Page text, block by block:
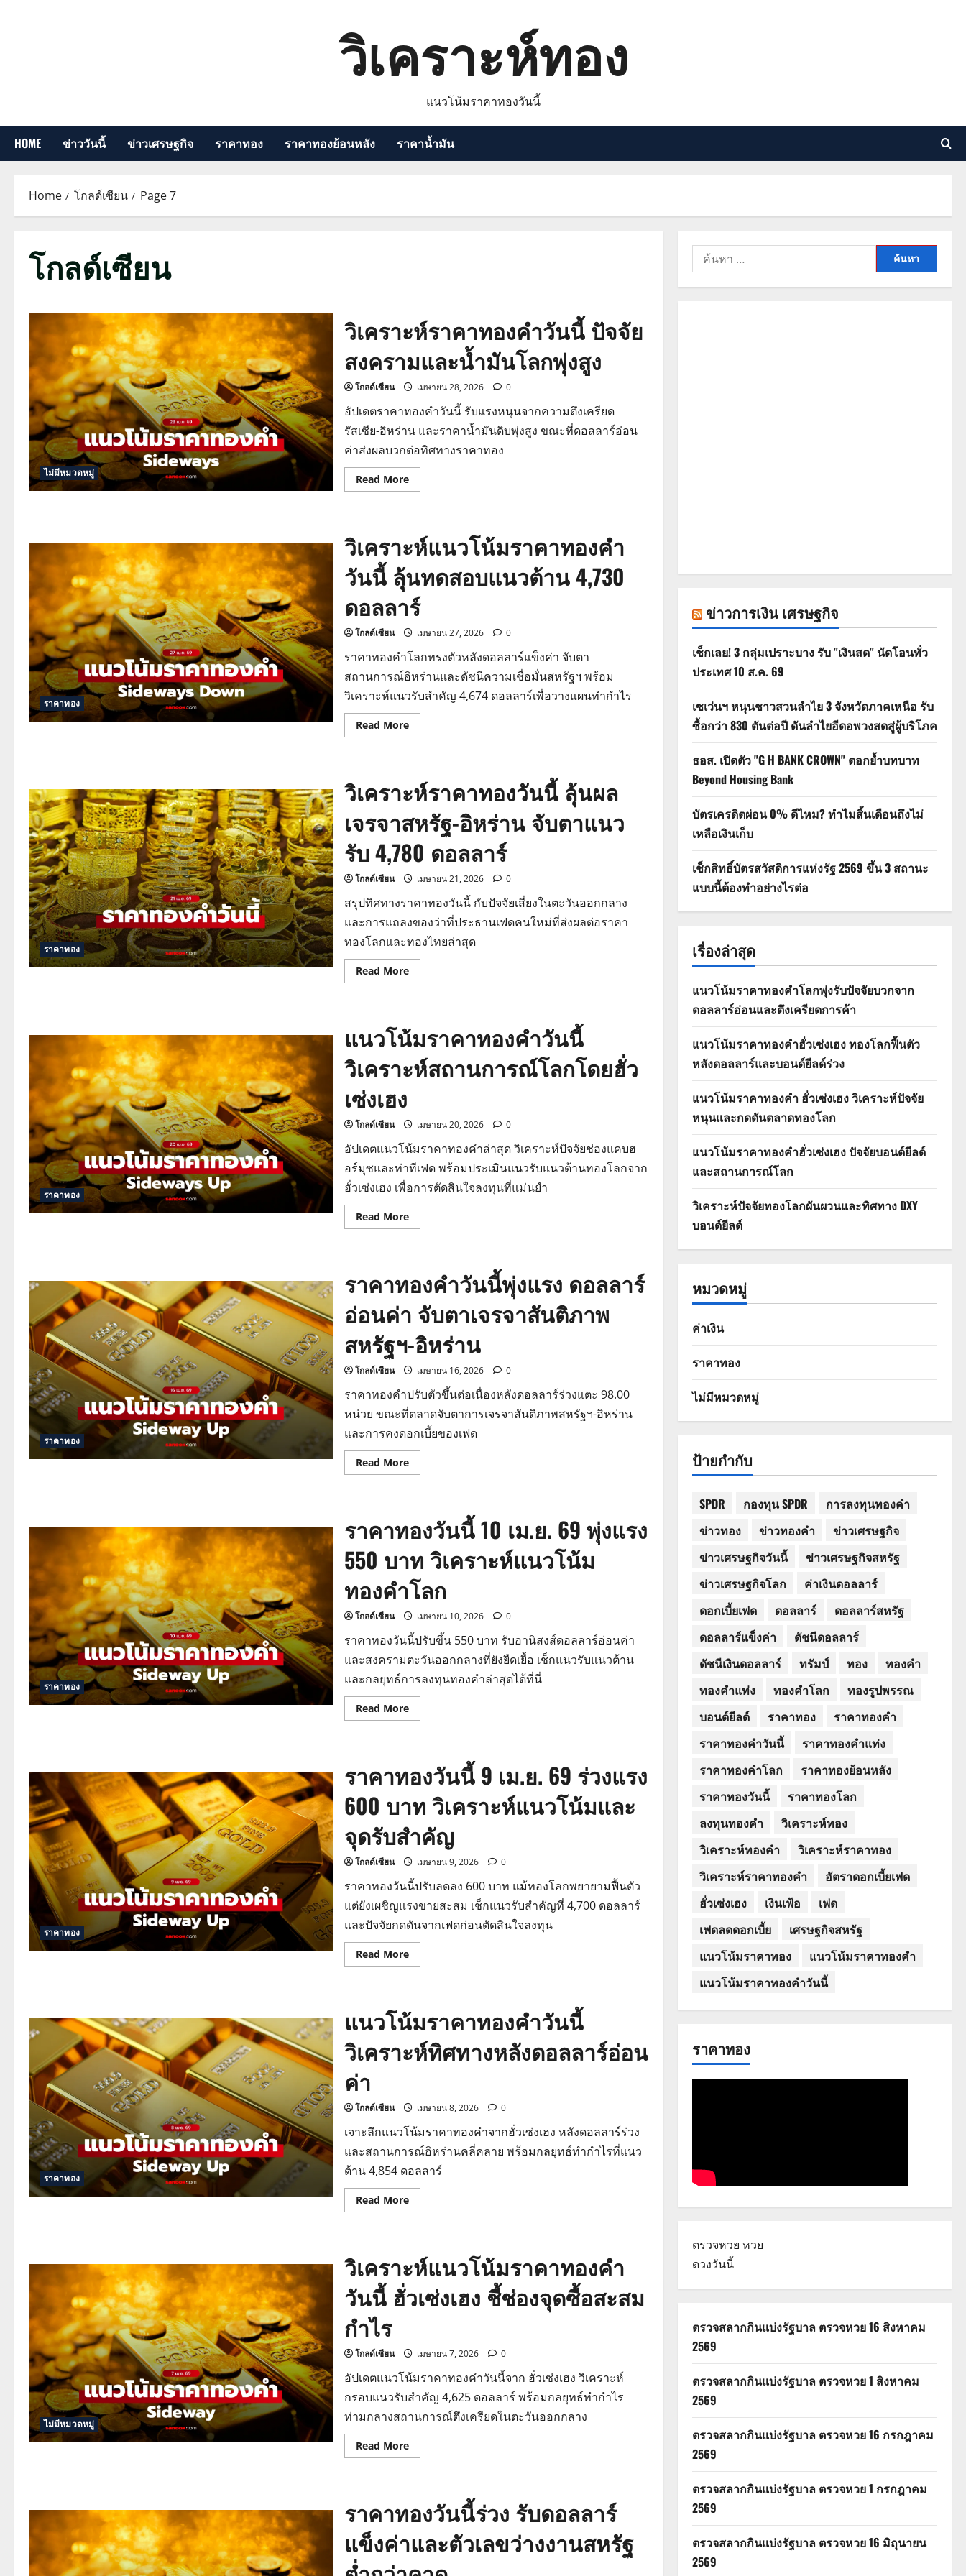
วิเคราะห์ทอง
แนวโน้มราคาทองวันนี้
HOME ข่าววันนี้ ข่าวเศรษฐกิจ ราคาทอง ราคาทองย้อนหลัง ราคาน้ำมัน
Home โกลด์เซียน Page 7
โกลด์เซียน
ไม่มีหมวดหมู่
วิเคราะห์ราคาทองคำวันนี้ ปัจจัย
สงครามและน้ำมันโลกพุ่งสูง
โกลด์เซียน เมษายน 28, 2026 0
อัปเดตราคาทองคำวันนี้ รับแรงหนุนจากความตึงเครียด
รัสเซีย-อิหร่าน และราคาน้ำมันดิบพุ่งสูง ขณะที่ดอลลาร์อ่อน
ค่าส่งผลบวกต่อทิศทางราคาทอง
Read MoreRead
more
วัน
นี้
ปัจจัย
สงคราม
และ
น้ำมัน
โลก
พุ่ง
สูง
ราคาทอง
วิเคราะห์แนวโน้มราคาทองคำ
วันนี้ ลุ้นทดสอบแนวต้าน 4,730
ดอลลาร์
โกลด์เซียน เมษายน 27, 2026 0
ราคาทองคำโลกทรงตัวหลังดอลลาร์แข็งค่า จับตา
สถานการณ์อิหร่านและดัชนีความเชื่อมั่นสหรัฐฯ พร้อม
วิเคราะห์แนวรับสำคัญ 4,674 ดอลลาร์เพื่อวางแผนทำกำไร
Read MoreRead
more
ราคา
ทองคำ
วัน
นี้
ลุ้น
ทดสอบ
แนว
ต้าน
4,730
ดอลลาร์
ราคาทอง
วิเคราะห์ราคาทองวันนี้ ลุ้นผล
เจรจาสหรัฐ-อิหร่าน จับตาแนว
รับ 4,780 ดอลลาร์
โกลด์เซียน เมษายน 21, 2026 0
สรุปทิศทางราคาทองวันนี้ กับปัจจัยเสี่ยงในตะวันออกกลาง
และการแถลงของว่าที่ประธานเฟดคนใหม่ที่ส่งผลต่อราคา
ทองโลกและทองไทยล่าสุด
Read MoreRead
more
วัน
นี้
ลุ้น
ผล
เจรจา
สหรัฐ-
รับ
4,780
ดอลลาร์
ราคาทอง
แนวโน้มราคาทองคำวันนี้
วิเคราะห์สถานการณ์โลกโดยฮั่ว
เซ่งเฮง
โกลด์เซียน เมษายน 20, 2026 0
อัปเดตแนวโน้มราคาทองคำล่าสุด วิเคราะห์ปัจจัยช่องแคบฮ
อร์มุซและท่าทีเฟด พร้อมประเมินแนวรับแนวต้านทองโลกจาก
ฮั่วเซ่งเฮง เพื่อการตัดสินใจลงทุนที่แม่นยำ
Read MoreRead
more
ทองคำ
วัน
นี้
วิเคราะห์
สถานการณ์
โลก
โดย
ฮั่ว
เซ่ง
เฮง
ราคาทอง
ราคาทองคำวันนี้พุ่งแรง ดอลลาร์
อ่อนค่า จับตาเจรจาสันติภาพ
สหรัฐฯ-อิหร่าน
โกลด์เซียน เมษายน 16, 2026 0
ราคาทองคำปรับตัวขึ้นต่อเนื่องหลังดอลลาร์ร่วงแตะ 98.00
หน่วย ขณะที่ตลาดจับตาการเจรจาสันติภาพสหรัฐฯ-อิหร่าน
และการคงดอกเบี้ยของเฟด
Read MoreRead
more
นี้
พุ่ง
แรง
ดอลลาร์
อ่อน
ค่า
จับตา
เจรจา
สันติภาพ
สหรัฐฯ-
อิหร่าน
ราคาทอง
ราคาทองวันนี้ 10 เม.ย. 69 พุ่งแรง
550 บาท วิเคราะห์แนวโน้ม
ทองคำโลก
โกลด์เซียน เมษายน 10, 2026 0
ราคาทองวันนี้ปรับขึ้น 550 บาท รับอานิสงส์ดอลลาร์อ่อนค่า
และสงครามตะวันออกกลางที่ยังยืดเยื้อ เช็กแนวรับแนวต้าน
และกลยุทธ์การลงทุนทองคำล่าสุดได้ที่นี่
Read MoreRead
more
นี้
10
เม.ย.
69
พุ่ง
แรง
550
บาท
วิเคราะห์
แนว
โน้ม
ทองคำ
โลก
ราคาทอง
ราคาทองวันนี้ 9 เม.ย. 69 ร่วงแรง
600 บาท วิเคราะห์แนวโน้มและ
จุดรับสำคัญ
โกลด์เซียน เมษายน 9, 2026 0
ราคาทองวันนี้ปรับลดลง 600 บาท แม้ทองโลกพยายามฟื้นตัว
แต่ยังเผชิญแรงขายสะสม เช็กแนวรับสำคัญที่ 4,700 ดอลลาร์
และปัจจัยกดดันจากเฟดก่อนตัดสินใจลงทุน
Read MoreRead
more
นี้
9
เม.ย.
69
ร่วง
แรง
แนว
โน้ม
และ
จุด
สำคัญ
ราคาทอง
แนวโน้มราคาทองคำวันนี้
วิเคราะห์ทิศทางหลังดอลลาร์อ่อน
ค่า
โกลด์เซียน เมษายน 8, 2026 0
เจาะลึกแนวโน้มราคาทองคำจากฮั่วเซ่งเฮง หลังดอลลาร์ร่วง
และสถานการณ์อิหร่านคลี่คลาย พร้อมกลยุทธ์ทำกำไรที่แนว
ต้าน 4,854 ดอลลาร์
Read MoreRead
more
ทองคำ
วัน
นี้
วิเคราะห์
ทิศทาง
หลัง
ไม่มีหมวดหมู่
วิเคราะห์แนวโน้มราคาทองคำ
วันนี้ ฮั่วเซ่งเฮง ชี้ช่องจุดซื้อสะสม
กำไร
โกลด์เซียน เมษายน 7, 2026 0
อัปเดตแนวโน้มราคาทองคำวันนี้จาก ฮั่วเซ่งเฮง วิเคราะห์
กรอบแนวรับสำคัญ 4,625 ดอลลาร์ พร้อมกลยุทธ์ทำกำไร
ท่ามกลางสถานการณ์ตึงเครียดในตะวันออกกลาง
Read MoreRead
more
ราคา
ทองคำ
วัน
นี้
ฮั่ว
เซ่ง
เฮง
ราคาทองวันนี้ร่วง รับดอลลาร์
แข็งค่าและตัวเลขว่างงานสหรัฐ
ค้นหา
สำหรับ:
ข่าวการเงิน เศรษฐกิจ
เช็กเลย! 3 กลุ่มเปราะบาง รับ "เงินสด" นัดโอนทั่ว
ประเทศ 10 ส.ค. 69
เซเว่นฯ หนุนชาวสวนลำไย 3 จังหวัดภาคเหนือ รับ
ซื้อกว่า 830 ตันต่อปี ดันลำไยอีดอพวงสดสู่ผู้บริโภค
ธอส. เปิดตัว "G H BANK CROWN" ตอกย้ำบทบาท
Beyond Housing Bank
บัตรเครดิตผ่อน 0% ดีไหม? ทำไมสิ้นเดือนถึงไม่
เหลือเงินเก็บ
เช็กสิทธิ์บัตรสวัสดิการแห่งรัฐ 2569 ขึ้น 3 สถานะ
แบบนี้ต้องทำอย่างไรต่อ
เรื่องล่าสุด
แนวโน้มราคาทองคำโลกพุ่งรับปัจจัยบวกจาก
ดอลลาร์อ่อนและตึงเครียดการค้า
แนวโน้มราคาทองคำฮั่วเซ่งเฮง ทองโลกฟื้นตัว
หลังดอลลาร์และบอนด์ยีลด์ร่วง
แนวโน้มราคาทองคำ ฮั่วเซ่งเฮง วิเคราะห์ปัจจัย
หนุนและกดดันตลาดทองโลก
แนวโน้มราคาทองคำฮั่วเซ่งเฮง ปัจจัยบอนด์ยีลด์
และสถานการณ์โลก
วิเคราะห์ปัจจัยทองโลกผันผวนและทิศทาง DXY
บอนด์ยีลด์
หมวดหมู่
ค่าเงิน
ราคาทอง
ไม่มีหมวดหมู่
ป้ายกำกับ
SPDR กองทุน SPDR
การลงทุนทองคำ
ข่าวทอง
ข่าวทองคำ
ข่าวเศรษฐกิจ
ข่าวเศรษฐกิจวันนี้
ข่าวเศรษฐกิจสหรัฐ
ข่าวเศรษฐกิจโลก
ค่าเงินดอลลาร์
ดอกเบี้ยเฟด
ดอลลาร์
ดอลลาร์สหรัฐ
ดอลลาร์แข็งค่า
ดัชนีดอลลาร์
ดัชนีเงินดอลลาร์
ทรัมป์ ทอง
ทองคำ
ทองคำแท่ง
ทองคำโลก
ทองรูปพรรณ
บอนด์ยีลด์
ราคาทอง
ราคาทองคำ
ราคาทองคำวันนี้
ราคาทองคำแท่ง
ราคาทองคำโลก
ราคาทองย้อนหลัง
ราคาทองวันนี้
ราคาทองโลก
ลงทุนทองคำ
วิเคราะห์ทอง
วิเคราะห์ทองคำ
วิเคราะห์ราคาทอง
วิเคราะห์ราคาทองคำ
อัตราดอกเบี้ยเฟด
ฮั่วเซ่งเฮง
เงินเฟ้อ
เฟด
เฟดลดดอกเบี้ย
เศรษฐกิจสหรัฐ
แนวโน้มราคาทอง
แนวโน้มราคาทองคำ
แนวโน้มราคาทองคำวันนี้
ราคาทอง
ตรวจหวย หวย
ดวงวันนี้
ตรวจสลากกินแบ่งรัฐบาล ตรวจหวย 16 สิงหาคม
2569
ตรวจสลากกินแบ่งรัฐบาล ตรวจหวย 1 สิงหาคม
2569
ตรวจสลากกินแบ่งรัฐบาล ตรวจหวย 16 กรกฎาคม
2569
ตรวจสลากกินแบ่งรัฐบาล ตรวจหวย 1 กรกฎาคม
2569
ตรวจสลากกินแบ่งรัฐบาล ตรวจหวย 16 มิถุนายน
2569